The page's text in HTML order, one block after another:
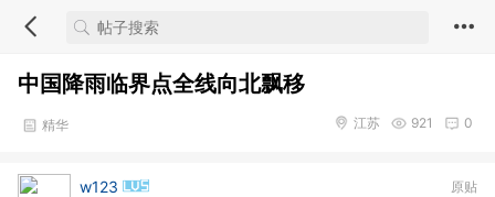
中国降雨临界点全线向北飘移
精华 0
921
江苏
原贴
w123